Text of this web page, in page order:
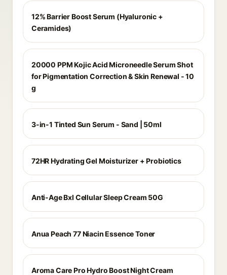
12% Barrier Boost Serum (Hyaluronic +
Ceramides)
20000 PPM Kojic Acid Microneedle Serum Shot
for Pigmentation Correction & Skin Renewal - 10
g
3-in-1 Tinted Sun Serum - Sand | 50ml
72HR Hydrating Gel Moisturizer + Probiotics
Anti-Age Bxl Cellular Sleep Cream 50G
Anua Peach 77 Niacin Essence Toner
Aroma Care Pro Hydro Boost Night Cream